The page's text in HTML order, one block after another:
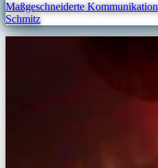
Maßgeschneiderte
Schmitz